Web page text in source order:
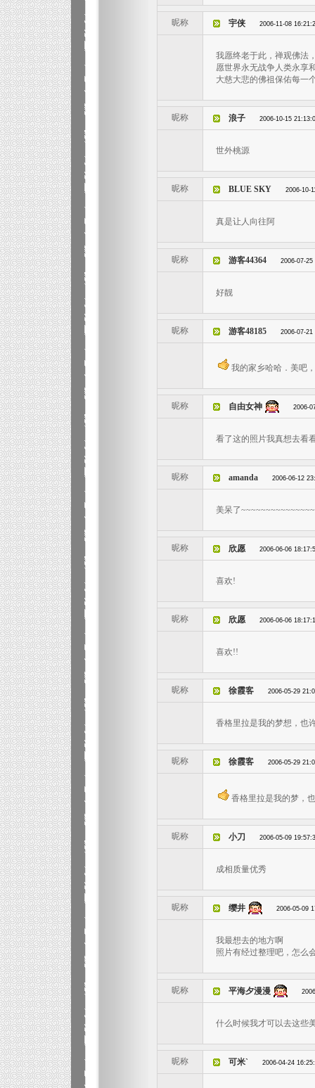
昵称 宇侠 2006-11-08
我愿终老于此，禅观佛法
愿世界永无战争人类永享
大慈大悲的佛祖保佑每一
昵称 浪子 2006-10-15
世外桃源
昵称 BLUE SKY 2006-10-
真是让人向往阿
昵称 游客44364 2006-07-25
好靓
昵称 游客48185 2006-07-21
我的家乡哈哈．美吧
昵称 自由女神 2006-
看了这的照片我真想去看
昵称 amanda 2006-06-12
美呆了
昵称 欣愿 2006-06-06
喜欢!
昵称 欣愿 2006-06-06
喜欢!!
昵称 徐霞客 2006-05-29
香格里拉是我的梦想，也
昵称 徐霞客 2006-05-29
香格里拉是我的梦，
昵称 小刀 2006-05-09
成相质量优秀
昵称 缨井 2006-05-09
我最想去的地方啊
照片有经过整理吧，怎么
昵称 平海夕漫漫
什么时候我才可以去这些
昵称 可米` 2006-04-24